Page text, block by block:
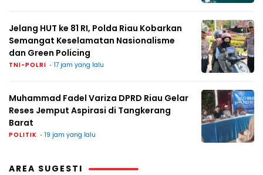
Jelang HUT ke 81 RI, Polda Riau Kobarkan
Semangat Keselamatan Nasionalisme
dan Green Policing
TNI-POLRI 17 jam yang lalu
Muhammad Fadel Variza DPRD Riau Gelar
Reses Jemput Aspirasi di Tangkerang
Barat
POLITIK 19 jam yang lalu
AREA SUGESTI